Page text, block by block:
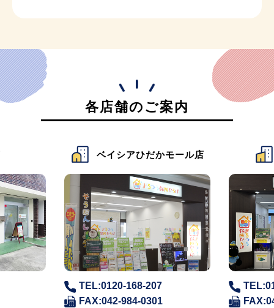
各店舗のご案内
ベイシアひだかモール店
TEL:0120-168-207
FAX:042-984-0301